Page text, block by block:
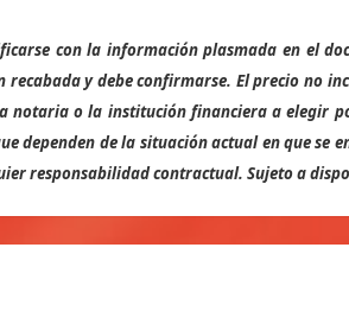
con la información plasmada en el
y debe confirmarse. El precio no
notaria o la institución financiera a elegir
dependen de la situación actual en que se
responsabilidad contractual. Sujeto a